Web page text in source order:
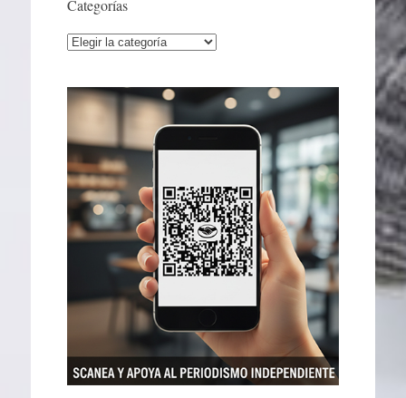
Categorías
Categorías